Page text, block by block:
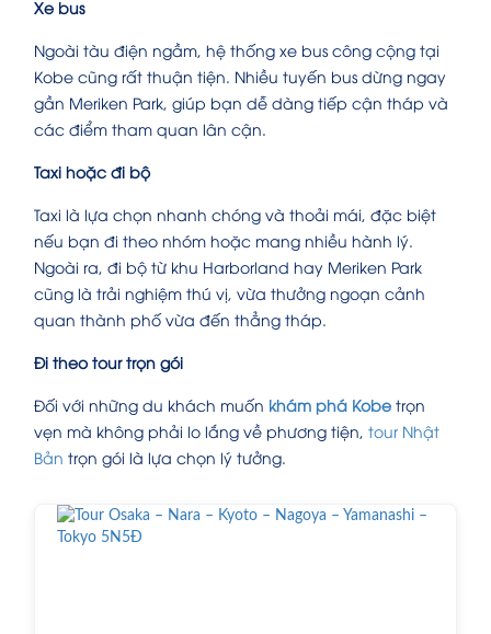
Xe bus
Ngoài tàu điện ngầm, hệ thống xe bus công cộng tại
Kobe cũng rất thuận tiện. Nhiều tuyến bus dừng ngay
gần Meriken Park, giúp bạn dễ dàng tiếp cận tháp và
các điểm tham quan lân cận.
Taxi hoặc đi bộ
Taxi là lựa chọn nhanh chóng và thoải mái, đặc biệt
nếu bạn đi theo nhóm hoặc mang nhiều hành lý.
Ngoài ra, đi bộ từ khu Harborland hay Meriken Park
cũng là trải nghiệm thú vị, vừa thưởng ngoạn cảnh
quan thành phố vừa đến thẳng tháp.
Đi theo tour trọn gói
Đối với những du khách muốn khám phá Kobe trọn
vẹn mà không phải lo lắng về phương tiện, tour Nhật
Bản trọn gói là lựa chọn lý tưởng.